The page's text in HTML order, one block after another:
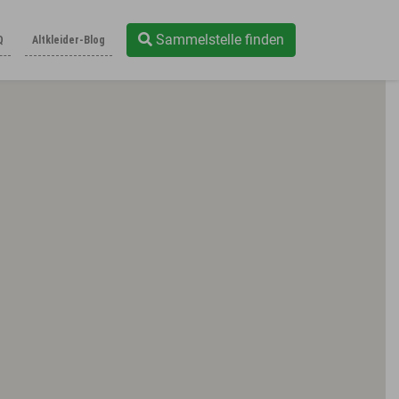
Altkleider-Blog Sammelstelle finden